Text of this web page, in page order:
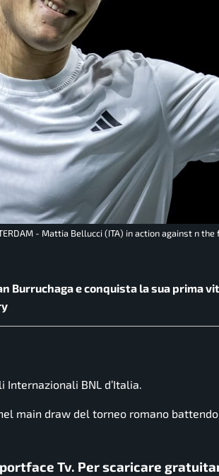
- Mattia Bellucci (ITA) in action against n the
Burruchaga e conquista la sua prima
Internazionali BNL d’Italia
main draw del torneo romano battendo
Tv. Per scaricare